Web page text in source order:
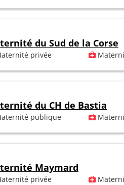
du Sud de la Corse
privée
du CH de Bastia
publique
Maymard
privée